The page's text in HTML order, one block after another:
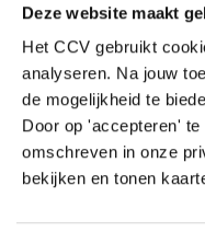
Deze website maakt
Het CCV gebruikt
analyseren. Na jouw
de mogelijkheid te
Door op 'accepteren'
omschreven in onze
bekijken en tonen
contact op met
Veiligheid